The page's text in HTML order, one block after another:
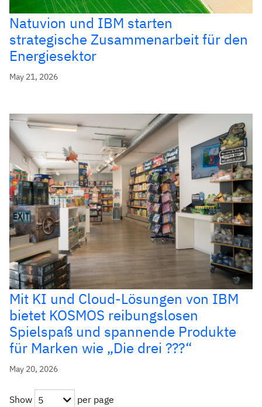
Natuvion und IBM starten
strategische Zusammenarbeit für den
Energiesektor
May 21, 2026
Mit KI und Cloud-Lösungen von IBM
bietet KOSMOS reibungslosen
Spielspaß und spannende Produkte
für Marken wie „Die drei ???“
May 20, 2026
Show 5
per page